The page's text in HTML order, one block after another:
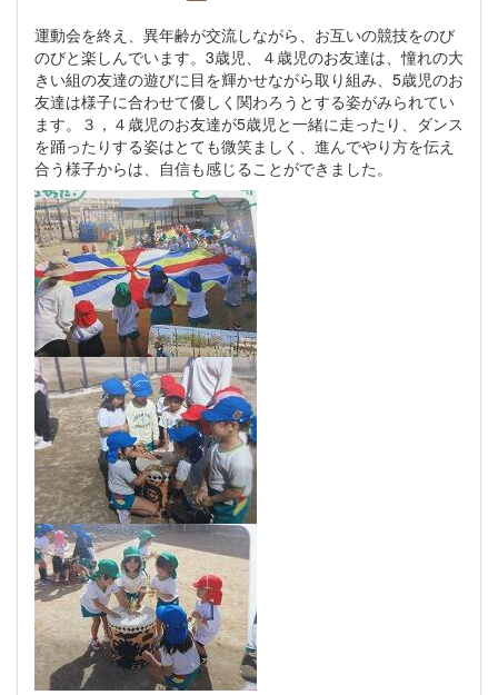
運動会を終え、異年齢が交流しながら、お互いの競技をのび
のびと楽しんでいます。3歳児、４歳児のお友達は、憧れの大
きい組の友達の遊びに目を輝かせながら取り組み、5歳児のお
友達は様子に合わせて優しく関わろうとする姿がみられてい
ます。３，４歳児のお友達が5歳児と一緒に走ったり、ダンス
を踊ったりする姿はとても微笑ましく、進んでやり方を伝え
合う様子からは、自信も感じることができました。